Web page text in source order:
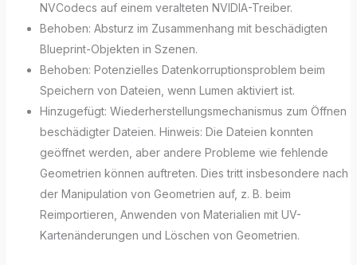
NVCodecs auf einem veralteten NVIDIA-Treiber.
Behoben: Absturz im Zusammenhang mit beschädigten
Blueprint-Objekten in Szenen.
Behoben: Potenzielles Datenkorruptionsproblem beim
Speichern von Dateien, wenn Lumen aktiviert ist.
Hinzugefügt: Wiederherstellungsmechanismus zum Öffnen
beschädigter Dateien. Hinweis: Die Dateien konnten
geöffnet werden, aber andere Probleme wie fehlende
Geometrien können auftreten. Dies tritt insbesondere nach
der Manipulation von Geometrien auf, z. B. beim
Reimportieren, Anwenden von Materialien mit UV-
Kartenänderungen und Löschen von Geometrien.